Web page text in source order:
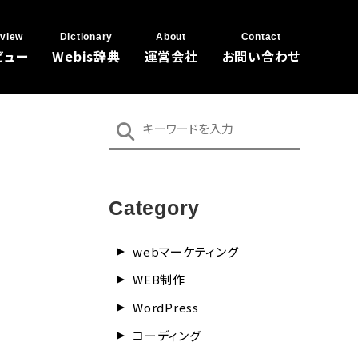
ー
Dictionary
Webis辞典
About
運営会社
Contact
お問い合わせ
Category
webマーケティング
WEB制作
WordPress
コーディング